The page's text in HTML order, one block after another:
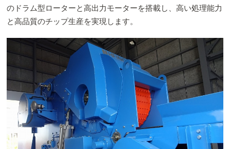
のドラム型ローターと高出力モーターを搭載し、高い処理能力
と高品質のチップ生産を実現します。